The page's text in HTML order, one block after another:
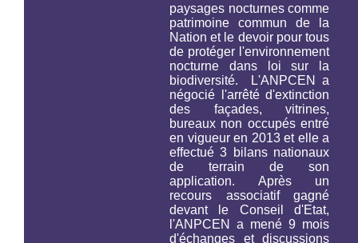
paysages nocturnes comme
patrimoine commun de la
Nation et le devoir pour tous
de protéger l'environnement
nocturne dans loi sur la
biodiversité.
L'ANPCEN a
négocié l'arrêté d'extinction
des façades, vitrines,
bureaux non occupés entré
en vigueur en 2013 et elle a
effectué 3 bilans nationaux
de terrain de son
application. Après un
recours associatif gagné
devant le Conseil d'Etat,
l'ANPCEN a mené 9 mois
d'échanges et discussions